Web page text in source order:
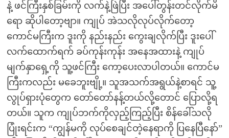
နဲ့ ဖင်ကြီးနှစ်ခြမ်းကို လက်နဲ့ဖြဲပြီး အပေါ်တွန်းတင်လိုက်မိ
ရော ဆိုပါတော့ဗျာ။ ကျုပ် အဲသလိုလုပ်လိုက်တော့
ကောင်မကြီးက ဒူးကို နည်းနည်း ကွေးချလိုက်ပြီး ဒူးပေါ်
လက်ထောက်ရက် ခပ်ကုန်းကုန်း အနေအထားနဲ့ ကျုပ်
မျက်နှာရှေ့ကို သူ့ဖင်ကြီး ကော့ပေးလာပါတယ်။ ကောင်မ
ကြီးကလည်း မခေဘူးဗျို့။ သူအသက်အရွယ်နဲ့စာရင် သူ့
လွုပ်ရှားပုံတွေက တော်တော်နန့်တယ်လို့တောင် ပြောလို့ရ
တယ်။ သူက ကျုပ်ဘက်ကိုလှည့်ကြည့်ပြီး စိန်ခေါ်သလို
ပြုံးရင်းက “ကျွန်မကို လုပ်စေချင်တဲ့နေရာကို ပြနေပြီနော်”